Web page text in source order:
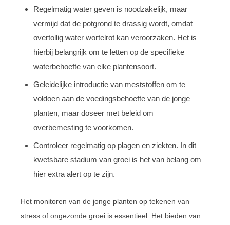
Regelmatig water geven is noodzakelijk, maar
vermijd dat de potgrond te drassig wordt, omdat
overtollig water wortelrot kan veroorzaken. Het is
hierbij belangrijk om te letten op de specifieke
waterbehoefte van elke plantensoort.
Geleidelijke introductie van meststoffen om te
voldoen aan de voedingsbehoefte van de jonge
planten, maar doseer met beleid om
overbemesting te voorkomen.
Controleer regelmatig op plagen en ziekten. In dit
kwetsbare stadium van groei is het van belang om
hier extra alert op te zijn.
Het monitoren van de jonge planten op tekenen van
stress of ongezonde groei is essentieel. Het bieden van